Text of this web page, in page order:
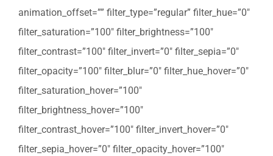
animation_offset=”” filter_type=”regular” filter_hue=”0″
filter_saturation=”100″ filter_brightness=”100″
filter_contrast=”100″ filter_invert=”0″ filter_sepia=”0″
filter_opacity=”100″ filter_blur=”0″ filter_hue_hover=”0″
filter_saturation_hover=”100″
filter_brightness_hover=”100″
filter_contrast_hover=”100″ filter_invert_hover=”0″
filter_sepia_hover=”0″ filter_opacity_hover=”100″